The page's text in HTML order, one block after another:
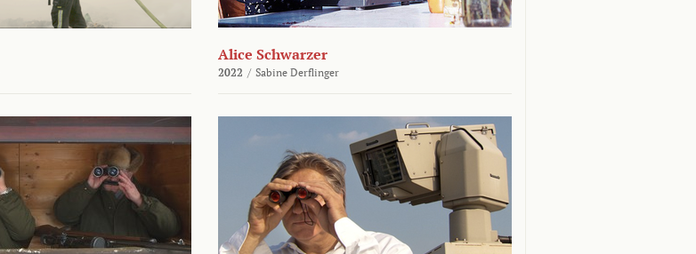
Alice Schwarzer
2022 / Sabine Derflinger